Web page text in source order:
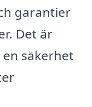
garantier
Det är
säkerhet